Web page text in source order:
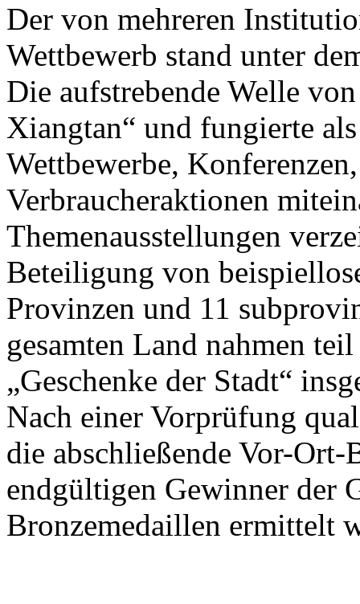
Der von mehreren
Wettbewerb stand unter
Die aufstrebende Welle
Xiangtan“ und fungierte
Wettbewerbe,
Verbraucheraktionen
Themenausstellungen
Beteiligung von
Provinzen und 11
gesamten Land nahmen
„Geschenke der Stadt“
Nach einer Vorprüfung
die abschließende Vor-
endgültigen Gewinner der
Bronzemedaillen ermittelt